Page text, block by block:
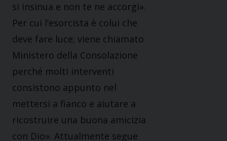
si insinua e non te ne accorgi».
Per cui l’esorcista è colui che
deve fare luce; viene chiamato
Ministero della Consolazione
perché molti interventi
consistono appunto nel
mettersi a fianco e aiutare a
ricostruire una buona amicizia
con Dio». Attualmente segue